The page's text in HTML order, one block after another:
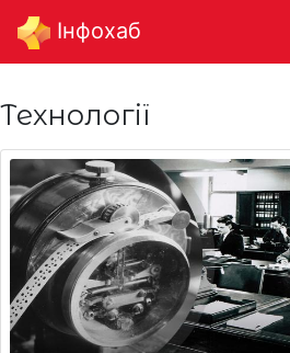
Інфохаб
Технології